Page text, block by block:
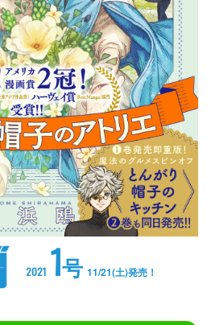
2021 1号 11/21(土)発売！